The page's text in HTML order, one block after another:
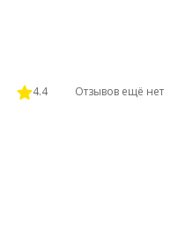
4.4 Отзывов ещё нет